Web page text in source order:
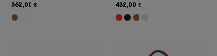
362,00 € 432,00 €